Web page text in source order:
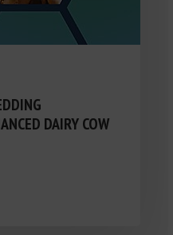
DAIRY COW